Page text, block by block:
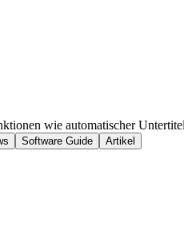
wie automatischer
Software Guide Artikel